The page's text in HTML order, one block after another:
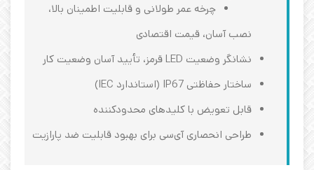
چرخه عمر طولانی و قابلیت اطمینان بالا،
نصب آسان، قیمت اقتصادی
نشانگر وضعیت LED قرمز، تأیید آسان وضعیت کار
ساختار حفاظتی IP67 (استاندارد IEC)
قابل تعویض با کلیدهای محدودکننده
طراحی انحصاری آی‌سی برای بهبود قابلیت ضد پارازیت